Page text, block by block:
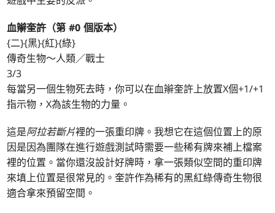
血辮奎許（第 #0 個版本）
{二}{黑}{紅}{綠}
傳奇生物～人類／戰士
3/3
每當另一個生物死去時，你可以在血辮奎許上放置X個+1/+1
指示物，X為該生物的力量。
這是阿拉若斷片裡的一張重印牌。我想它在這個位置上的原
因是因為團隊在進行遊戲測試時需要一些稀有牌來補上檔案
裡的位置。當你還沒設計好牌時，拿一張類似空間的重印牌
來填上位置是很常見的。奎許作為稀有的黑紅綠傳奇生物很
適合拿來預留空間。